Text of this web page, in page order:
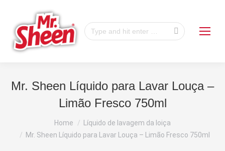
Search:
Mr. Sheen Líquido para Lavar Louça –
Limão Fresco 750ml
You are here:
Home
Líquido de lavagem da loiça
Mr. Sheen Líquido para Lavar Louça – Limão Fresco 750ml